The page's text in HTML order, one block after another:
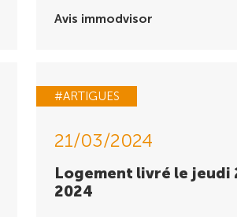
Avis immodvisor
#ARTIGUES
21/03/2024
Logement livré le jeudi
2024